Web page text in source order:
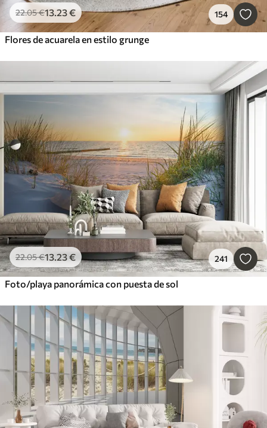
22.05€13.23€ 154
Flores de acuarela en estilo grunge
22.05€13.23€ 241
Foto/playa panorámica con puesta de sol